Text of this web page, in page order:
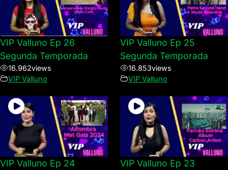
VIP Valluno Ep 26
Segunda Temporada
16.962views
VIP Valluno
VIP Valluno Ep 25
Segunda Temporada
16.853views
VIP Valluno
VIP Valluno Ep 24
VIP Valluno Ep 23